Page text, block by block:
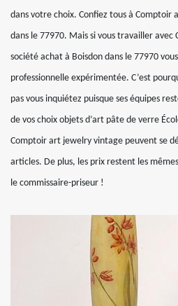
dans votre choix. Confiez tous à Comptoir
dans le 77970. Mais si vous travailler
société achat à Boisdon dans le 77970
professionnelle expérimentée. C’est
pas vous inquiétez puisque ses équipes
de vos choix objets d’art pâte de verre
Comptoir art jewelry vintage peuvent se
articles. De plus, les prix restent les
le commissaire-priseur !